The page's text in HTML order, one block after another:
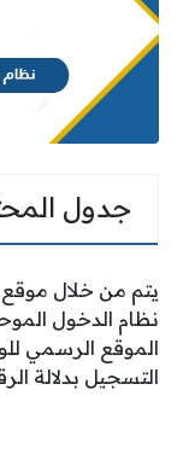
جدول
يتم من خلال موقع
نظام الدخول
الموقع الرسمي
التسجيل بدلالة